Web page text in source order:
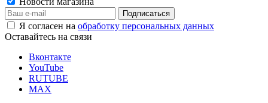
Я согласен на обработку персональных данных
Оставайтесь на связи
Вконтакте
YouTube
RUTUBE
MAX